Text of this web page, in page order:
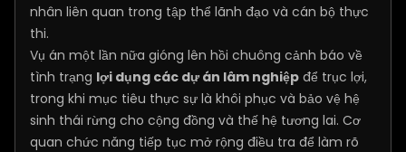
nhân liên quan trong tập thể lãnh đạo và cán bộ thực
thi.
Vụ án một lần nữa gióng lên hồi chuông cảnh báo về
tình trạng lợi dụng các dự án lâm nghiệp để trục lợi,
trong khi mục tiêu thực sự là khôi phục và bảo vệ hệ
sinh thái rừng cho cộng đồng và thế hệ tương lai. Cơ
quan chức năng tiếp tục mở rộng điều tra để làm rõ